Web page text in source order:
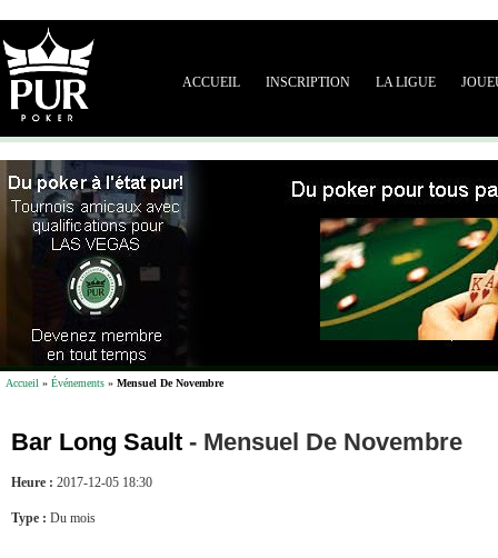
ACCUEIL INSCRIPTION LA LIGUE
Accueil » Événements » Mensuel De Novembre
Bar Long Sault - Mensuel De Novembre
Heure : 2017-12-05 18:30
Type : Du mois